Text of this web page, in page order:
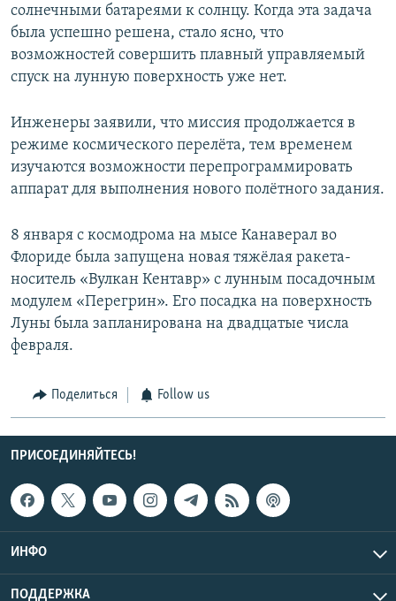
солнечными батареями к солнцу. Когда эта задача
была успешно решена, стало ясно, что
возможностей совершить плавный управляемый
спуск на лунную поверхность уже нет.
Инженеры заявили, что миссия продолжается в
режиме космического перелёта, тем временем
изучаются возможности перепрограммировать
аппарат для выполнения нового полётного задания.
8 января с космодрома на мысе Канаверал во
Флориде была запущена новая тяжёлая ракета-
носитель «Вулкан Кентавр» с лунным посадочным
модулем «Перегрин». Его посадка на поверхность
Луны была запланирована на двадцатые числа
февраля.
Поделиться Follow us
ПРИСОЕДИНЯЙТЕСЬ!
ИНФО
ПОДДЕРЖКА